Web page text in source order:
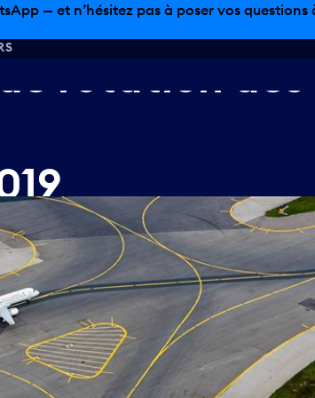
hors taxes, offres gastronomiques et
rotationdes